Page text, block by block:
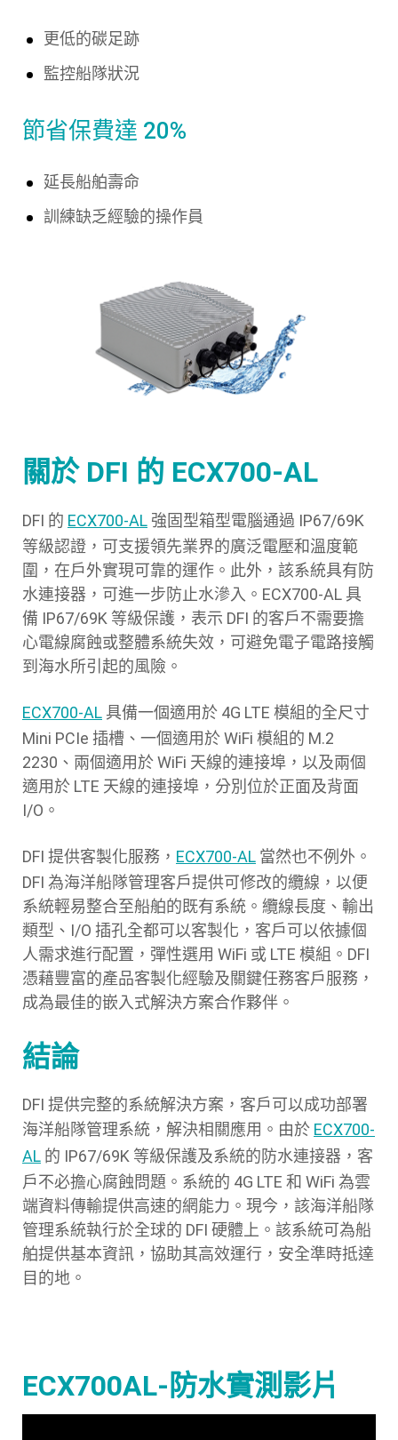
更低的碳足跡
監控船隊狀況
節省保費達 20%
延長船舶壽命
訓練缺乏經驗的操作員
關於 DFI 的 ECX700-AL
DFI 的 ECX700-AL 強固型箱型電腦通過 IP67/69K
等級認證，可支援領先業界的廣泛電壓和溫度範
圍，在戶外實現可靠的運作。此外，該系統具有防
水連接器，可進一步防止水滲入。ECX700-AL 具
備 IP67/69K 等級保護，表示 DFI 的客戶不需要擔
心電線腐蝕或整體系統失效，可避免電子電路接觸
到海水所引起的風險。
ECX700-AL 具備一個適用於 4G LTE 模組的全尺寸
Mini PCIe 插槽、一個適用於 WiFi 模組的 M.2
2230、兩個適用於 WiFi 天線的連接埠，以及兩個
適用於 LTE 天線的連接埠，分別位於正面及背面
I/O。
DFI 提供客製化服務， ECX700-AL 當然也不例外。
DFI 為海洋船隊管理客戶提供可修改的纜線，以便
系統輕易整合至船舶的既有系統。纜線長度、輸出
類型、I/O 插孔全都可以客製化，客戶可以依據個
人需求進行配置，彈性選用 WiFi 或 LTE 模組。DFI
憑藉豐富的產品客製化經驗及關鍵任務客戶服務，
成為最佳的嵌入式解決方案合作夥伴。
結論
DFI 提供完整的系統解決方案，客戶可以成功部署
海洋船隊管理系統，解決相關應用。由於 ECX700-
AL 的 IP67/69K 等級保護及系統的防水連接器，客
戶不必擔心腐蝕問題。系統的 4G LTE 和 WiFi 為雲
端資料傳輸提供高速的網能力。現今，該海洋船隊
管理系統執行於全球的 DFI 硬體上。該系統可為船
舶提供基本資訊，協助其高效運行，安全準時抵達
目的地。
ECX700AL-防水實測影片